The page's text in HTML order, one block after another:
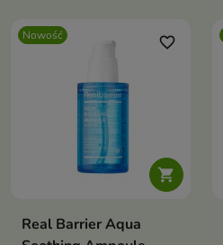
Nowość

favorite_border
Real Barrier Aqua